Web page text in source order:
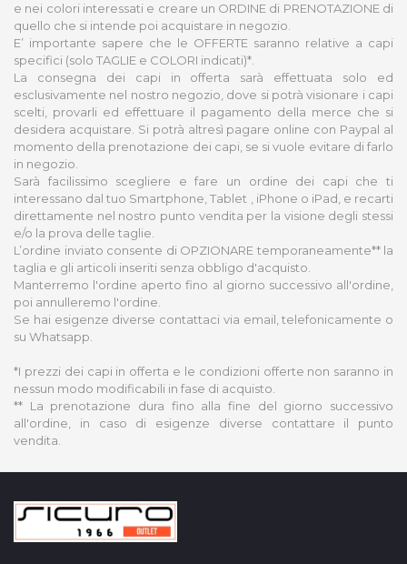
e nei colori interessati e creare un ORDINE di PRENOTAZIONE di
quello che si intende poi acquistare in negozio.
E’ importante sapere che le OFFERTE saranno relative a capi
specifici (solo TAGLIE e COLORI indicati)*.
La consegna dei capi in offerta sarà effettuata solo ed
esclusivamente nel nostro negozio, dove si potrà visionare i capi
scelti, provarli ed effettuare il pagamento della merce che si
desidera acquistare. Si potrà altresì pagare online con Paypal al
momento della prenotazione dei capi, se si vuole evitare di farlo
in negozio.
Sarà facilissimo scegliere e fare un ordine dei capi che ti
interessano dal tuo Smartphone, Tablet , iPhone o iPad, e recarti
direttamente nel nostro punto vendita per la visione degli stessi
e/o la prova delle taglie.
L’ordine inviato consente di OPZIONARE temporaneamente** la
taglia e gli articoli inseriti senza obbligo d'acquisto.
Manterremo l'ordine aperto fino al giorno successivo all'ordine,
poi annulleremo l'ordine.
Se hai esigenze diverse contattaci via email, telefonicamente o
su Whatsapp.
*I prezzi dei capi in offerta e le condizioni offerte non saranno in
nessun modo modificabili in fase di acquisto.
** La prenotazione dura fino alla fine del giorno successivo
all'ordine, in caso di esigenze diverse contattare il punto
vendita.